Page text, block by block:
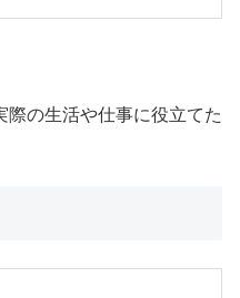
の生活や仕事に役立てた